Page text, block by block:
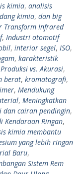
kimia, analisis
kimia, dan big
Transform Infrared
, Industri otomotif
, interior segel, ISO,
, karakteristik
vs. Akurasi,
berat, kromatografi,
, Mendukung
, Meningkatkan
dan cairan pendingin,
Kendaraan Ringan,
kimia membantu
yang lebih ringan
Baru,
Sistem Rem